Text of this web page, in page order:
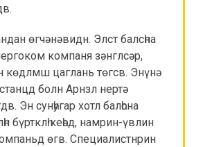
өгчәнәвидн. Элст балсһна
компаня зәнглсәр,
көдлмш цаглань төгсв. Энүнә
болн Арнзл нертә
Эн сунһугар хотл балһсна
бүртклһ кеһәд, намрин-үвлин
өгв. Специалистнрин